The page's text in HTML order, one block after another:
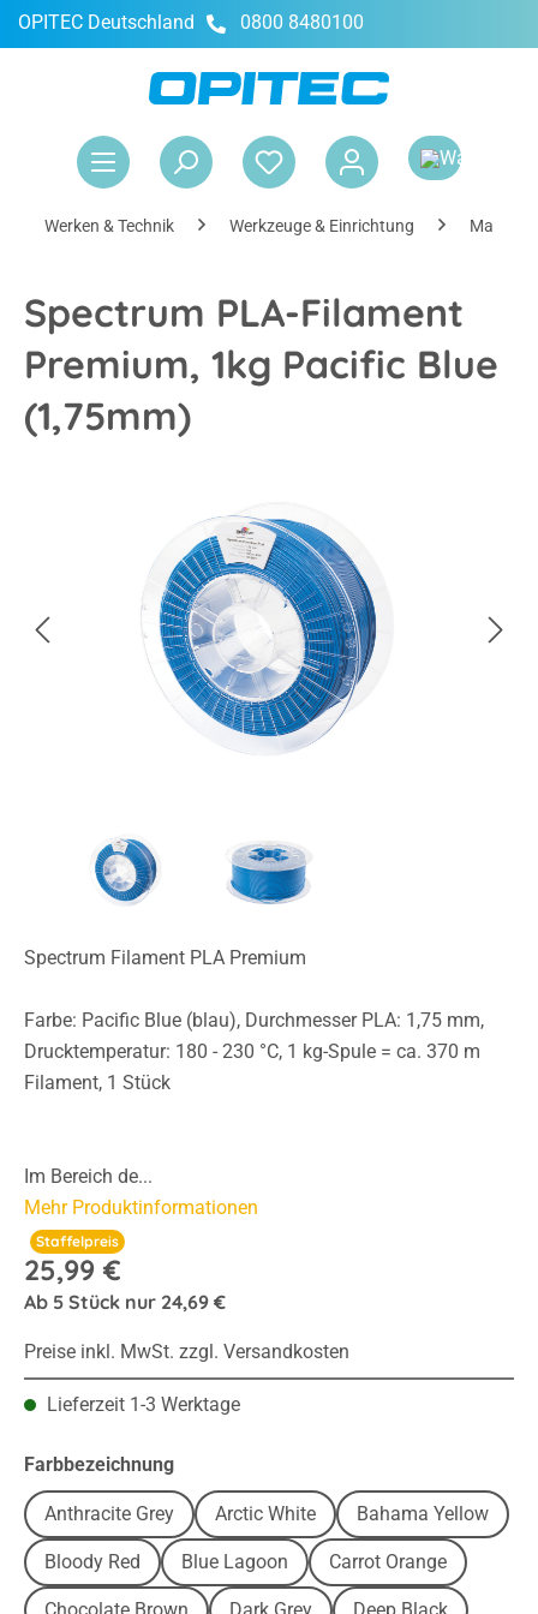
springen
OPITEC Deutschland 0800 8480100
Werken & Technik Werkzeuge & Einrichtung
Spectrum PLA-Filament
Premium, 1kg Pacific Blue
(1,75mm)
Spectrum Filament PLA Premium
Farbe: Pacific Blue (blau), Durchmesser PLA: 1,75 mm,
Drucktemperatur: 180 - 230 °C, 1 kg-Spule = ca. 370 m
Filament, 1 Stück
Im Bereich de...
Mehr Produktinformationen
Staffelpreis
25,99 €
Ab 5 Stück nur 24,69 €
Preise inkl. MwSt. zzgl. Versandkosten
Lieferzeit 1-3 Werktage
Farbbezeichnungauswählen
Anthracite Grey Arctic White Bahama Yellow
Bloody Red Blue Lagoon Carrot Orange